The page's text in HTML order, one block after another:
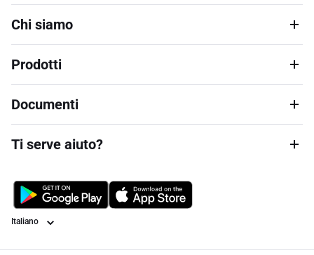
Chi siamo
Prodotti
Documenti
Ti serve aiuto?
Lingua